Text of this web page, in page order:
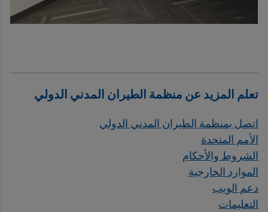
تعلم المزيد عن منظمة الطيران المدني الدولي
اتصل بمنظمة الطيران المدني الدولي
الأمم المتحدة
الشروط والأحكام
الموارد الخارجية
دعم الويب
التعليمات